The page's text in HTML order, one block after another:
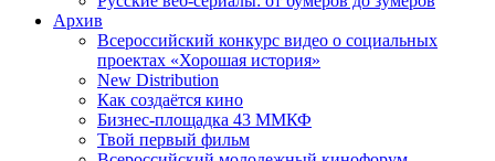
Архив
Всероссийский конкурс видео о социальных
проектах «Хорошая история»
New Distribution
Как создаётся кино
Бизнес-площадка 43 ММКФ
Твой первый фильм